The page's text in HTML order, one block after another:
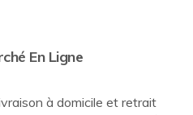
En Ligne
à domicile et retrait